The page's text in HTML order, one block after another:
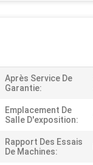
Après Service De
Garantie:
Emplacement De
Salle D'exposition:
Rapport Des Essais
De Machines: